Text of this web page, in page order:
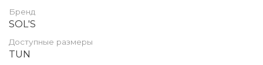
Бренд
SOL'S
Доступные размеры
TUN